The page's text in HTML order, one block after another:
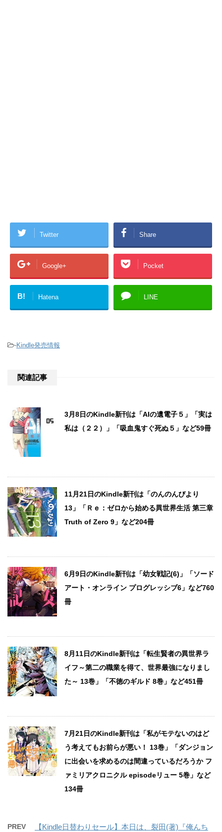
Twitter Share
Google+ Pocket
B! Hatena LINE
-Kindle発売情報
関連記事
3月8日のKindle新刊は「AIの遺電子５」「実は
私は（２２）」「吸血鬼すぐ死ぬ５」など59冊
11月21日のKindle新刊は「のんのんびより
13」「Ｒｅ：ゼロから始める異世界生活 第三章
Truth of Zero 9」など204冊
6月9日のKindle新刊は「幼女戦記(6)」「ソード
アート・オンライン プログレッシブ6」など760
冊
8月11日のKindle新刊は「転生賢者の異世界ラ
イフ～第二の職業を得て、世界最強になりまし
た～ 13巻」「不徳のギルド 8巻」など451冊
7月21日のKindle新刊は「私がモテないのはど
う考えてもお前らが悪い！ 13巻」「ダンジョン
に出会いを求めるのは間違っているだろうか フ
ァミリアクロニクル episodeリュー 5巻」など
134冊
PREV
【Kindle日替わりセール】本日は、裂田(著)『俺んち